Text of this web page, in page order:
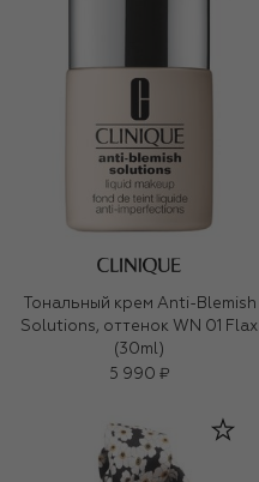
Тональный крем Anti-Blemish
Solutions, оттенок WN 01 Flax
(30ml)
5 990 ₽